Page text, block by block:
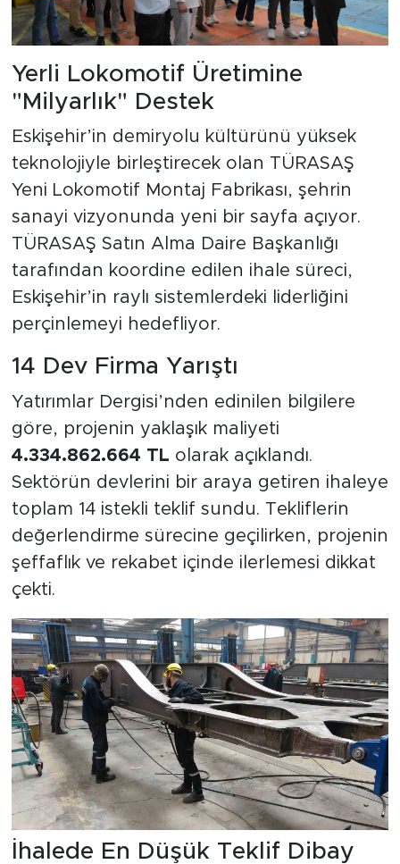
Yerli Lokomotif Üretimine
"Milyarlık" Destek
Eskişehir’in demiryolu kültürünü yüksek
teknolojiyle birleştirecek olan TÜRASAŞ
Yeni Lokomotif Montaj Fabrikası, şehrin
sanayi vizyonunda yeni bir sayfa açıyor.
TÜRASAŞ Satın Alma Daire Başkanlığı
tarafından koordine edilen ihale süreci,
Eskişehir’in raylı sistemlerdeki liderliğini
perçinlemeyi hedefliyor.
14 Dev Firma Yarıştı
Yatırımlar Dergisi’nden edinilen bilgilere
göre, projenin yaklaşık maliyeti
4.334.862.664 TL olarak açıklandı.
Sektörün devlerini bir araya getiren ihaleye
toplam 14 istekli teklif sundu. Tekliflerin
değerlendirme sürecine geçilirken, projenin
şeffaflık ve rekabet içinde ilerlemesi dikkat
çekti.
İhalede En Düşük Teklif Dibay